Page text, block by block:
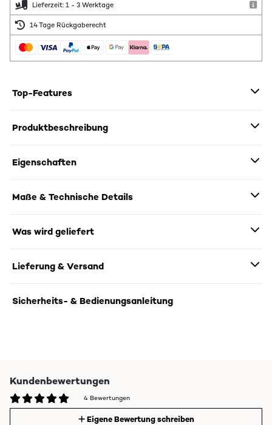
Lieferzeit: 1 - 3 Werktage
14 Tage Rückgaberecht
Top-Features
Produktbeschreibung
Eigenschaften
Maße & Technische Details
Was wird geliefert
Lieferung & Versand
Sicherheits- & Bedienungsanleitung
Kundenbewertungen
4 Bewertungen
Eigene Bewertung schreiben